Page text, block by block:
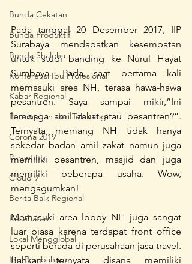
Bunda Cekatan
Bunda Produktif
Bunda Shaleha
Konferensi Ibu Profesional
Kabar Regional
Perempuan dan Teknologi
Corona 2019
Parenting
Cloud 9
Berita Baik Regional
Kesehatan
Lokal Mengglobal
Ibu Pembaharu
Pada tanggal 20 Desember 2017, IIP
Surabaya mendapatkan kesempatan
untuk studi banding ke Nurul Hayat
Surabaya. Pada saat pertama kali
memasuki area NH, terasa hawa-hawa
pesantren. Saya sampai mikir,”Ini
lembaga amil zakat atau pesantren?”.
Ternyata memang NH tidak hanya
sekedar badan amil zakat namun juga
memiliki pesantren, masjid dan juga
memiliki beberapa usaha. Wow,
mengagumkan!
Memasuki area lobby NH juga sangat
luar biasa karena terdapat front office
seperti berada di perusahaan jasa travel.
Bahkan ternyata disana memiliki